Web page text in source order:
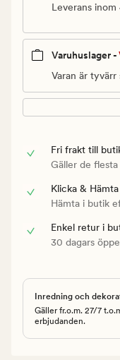
Leverans inom
Varuhuslager -
Varan är tyvärr
Fri frakt till
Gäller de
Klicka & Hämta
Hämta i butik
Enkel retur i
30 dagars
Inredning och
Gäller fr.o.m. 27/7
erbjudanden.